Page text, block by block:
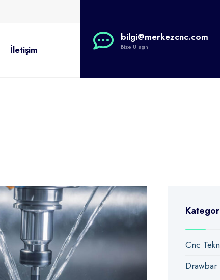
İletişim
bilgi@merkezcnc.com
Bize Ulaşın
Cnc
Drawbar